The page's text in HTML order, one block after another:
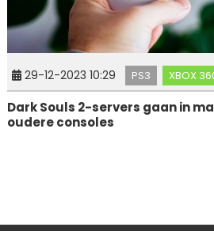
29-12-2023 10:29 PS3 XBOX
Dark Souls 2-servers gaan in
oudere consoles